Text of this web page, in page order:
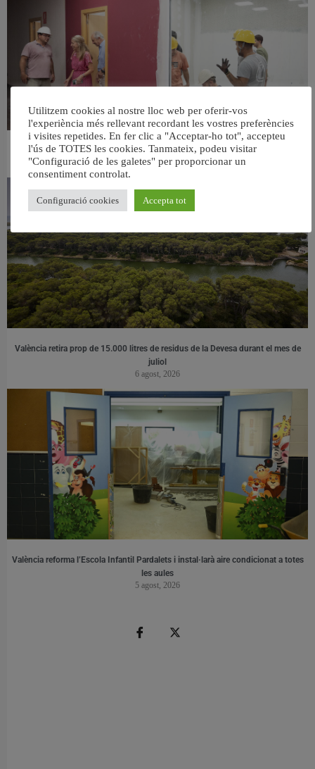
València ultima el nou centre per a persones majors del barri de Sant Antoni
6 agost, 2026
València retira prop de 15.000 litres de residus de la Devesa durant el mes de
juliol
6 agost, 2026
València reforma l’Escola Infantil Pardalets i instal·larà aire condicionat a totes
les aules
5 agost, 2026
Utilitzem cookies al nostre lloc web per oferir-vos
l'experiència més rellevant recordant les vostres preferències
i visites repetides. En fer clic a "Acceptar-ho tot", accepteu
l'ús de TOTES les cookies. Tanmateix, podeu visitar
"Configuració de les galetes" per proporcionar un
consentiment controlat.
Configuració cookies Accepta tot